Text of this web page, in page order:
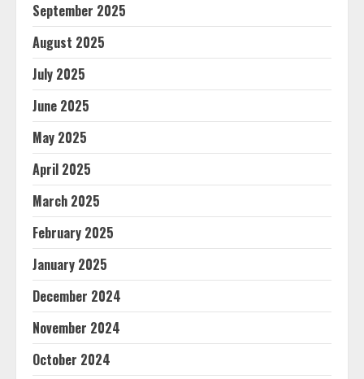
September 2025
August 2025
July 2025
June 2025
May 2025
April 2025
March 2025
February 2025
January 2025
December 2024
November 2024
October 2024